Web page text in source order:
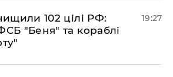
102 цілі РФ:
"Беня" та кораблі
19:27